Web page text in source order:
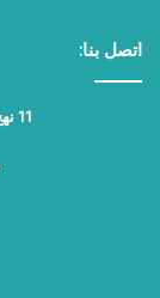
اتصل بنا:
11 نهج ابي الحسن الحضرمي- منوبة - تونس